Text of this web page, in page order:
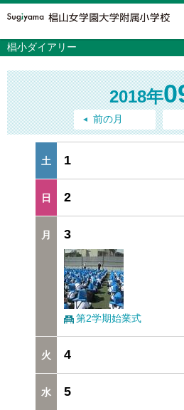
学校案内
入試情報
施設・設備
アクセス
椙小ダイアリー
2018年
前の月
1
2
3
第2学期始業式
4
5